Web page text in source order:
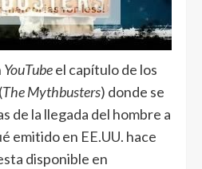
YouTubeel capítulo de los
The Mythbusters) donde se
de la llegada del hombre a
emitido en EE.UU. hace
disponible en